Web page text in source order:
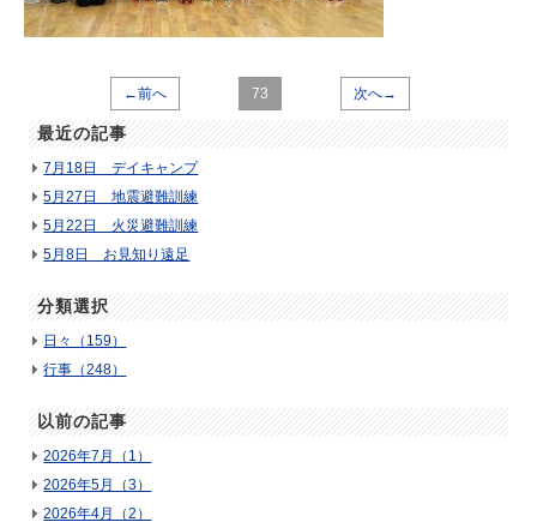
←前へ 73 次へ→
最近の記事
7月18日 デイキャンプ
5月27日 地震避難訓練
5月22日 火災避難訓練
5月8日 お見知り遠足
分類選択
日々（159）
行事（248）
以前の記事
2026年7月（1）
2026年5月（3）
2026年4月（2）